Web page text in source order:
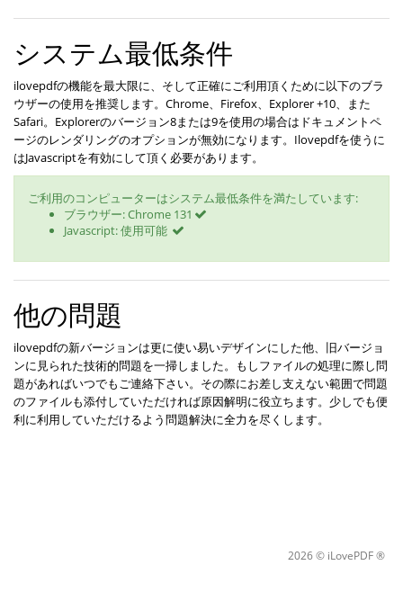
システム最低条件
ilovepdfの機能を最大限に、そして正確にご利用頂くために以下のブラ
ウザーの使用を推奨します。Chrome、Firefox、Explorer +10、また
Safari。Explorerのバージョン8または9を使用の場合はドキュメントペ
ージのレンダリングのオプションが無効になります。Ilovepdfを使うに
はJavascriptを有効にして頂く必要があります。
ご利用のコンピューターはシステム最低条件を満たしています:
ブラウザー:Chrome 131
Javascript:使用可能
他の問題
ilovepdfの新バージョンは更に使い易いデザインにした他、旧バージョ
ンに見られた技術的問題を一掃しました。もしファイルの処理に際し問
題があればいつでもご連絡下さい。その際にお差し支えない範囲で問題
のファイルも添付していただければ原因解明に役立ちます。少しでも便
利に利用していただけるよう問題解決に全力を尽くします。
2026 © iLovePDF ®